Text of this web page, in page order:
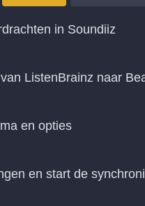
in Soundiiz
ListenBrainz naar
en opties
en start de